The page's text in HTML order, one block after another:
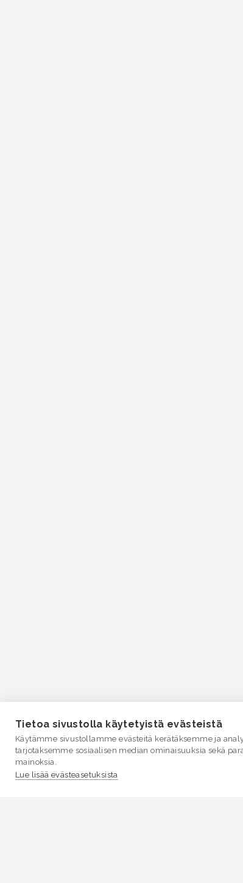
Tietoa sivustolla käytetyistä evästeistä
Käytämme sivustollamme evästeitä kerätäksemme ja
tarjotaksemme sosiaalisen median ominaisuuksia sekä
mainoksia.
Lue lisää evästeasetuksista